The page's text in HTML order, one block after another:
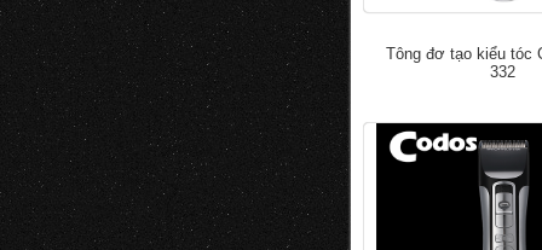
Tông đơ tạo kiểu tóc
332